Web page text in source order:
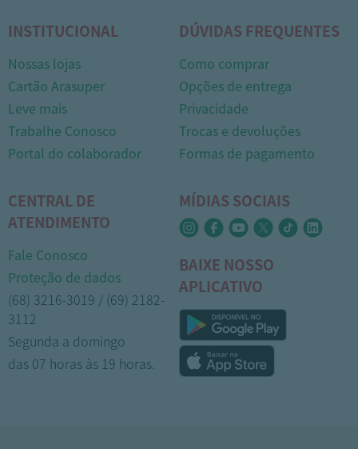
INSTITUCIONAL
Nossas lojas
Cartão Arasuper
Leve mais
Trabalhe Conosco
Portal do colaborador
DÚVIDAS FREQUENTES
Como comprar
Opções de entrega
Privacidade
Trocas e devoluções
Formas de pagamento
CENTRAL DE
ATENDIMENTO
Fale Conosco
Proteção de dados
(68) 3216-3019 / (69) 2182-
3112
Segunda a domingo
das 07 horas às 19 horas.
MÍDIAS SOCIAIS
BAIXE NOSSO
APLICATIVO